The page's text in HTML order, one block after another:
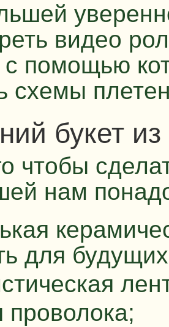
видео
с помощью
схемы
букет
чтобы
нам
для
проволока;